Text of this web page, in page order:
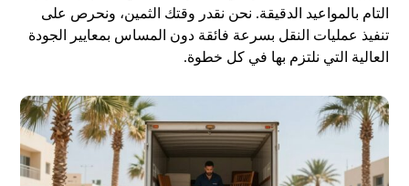
التام بالمواعيد الدقيقة. نحن نقدر وقتك الثمين، ونحرص على
تنفيذ عمليات النقل بسرعة فائقة دون المساس بمعايير الجودة
العالية التي نلتزم بها في كل خطوة.